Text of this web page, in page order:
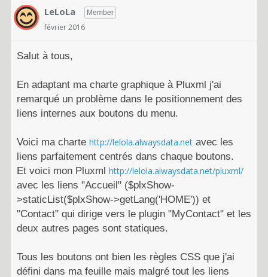
Activité LeLoLa Member
février 2016
Salut à tous,
En adaptant ma charte graphique à Pluxml j'ai
remarqué un problème dans le positionnement des
liens internes aux boutons du menu.
Voici ma charte http://lelola.alwaysdata.net avec les
liens parfaitement centrés dans chaque boutons.
Et voici mon Pluxml http://lelola.alwaysdata.net/pluxml/
avec les liens "Accueil" ($plxShow-
>staticList($plxShow->getLang('HOME')) et
"Contact" qui dirige vers le plugin "MyContact" et les
deux autres pages sont statiques.
Tous les boutons ont bien les règles CSS que j'ai
défini dans ma feuille mais malgré tout les liens